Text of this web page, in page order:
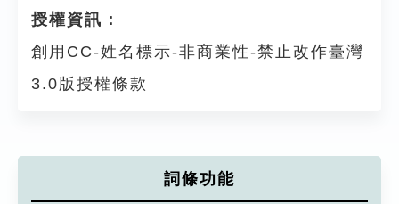
授權資訊：
創用CC-姓名標示-非商業性-禁止改作臺灣
3.0版授權條款
詞條功能